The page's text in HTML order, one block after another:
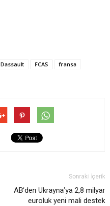
Dassault FCAS
fransa
Sonraki İçerik
AB’den Ukrayna’ya 2,8 milyar
euroluk yeni mali destek